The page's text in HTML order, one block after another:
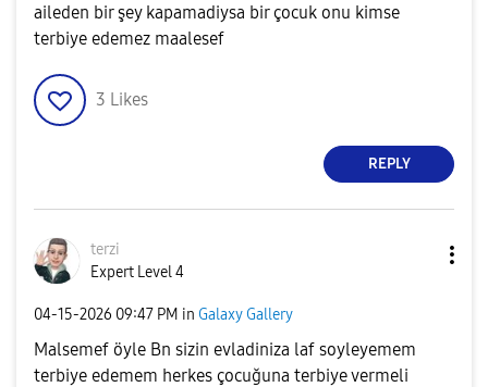
aileden bir şey kapamadiysa bir çocuk onu kimse
terbiye edemez maalesef
3 Likes
REPLY
terzi
Expert Level 4
‎04-15-2026 09:47 PM in Galaxy Gallery
Malsemef öyle Bn sizin evladiniza laf soyleyemem
terbiye edemem herkes çocuğuna terbiye vermeli